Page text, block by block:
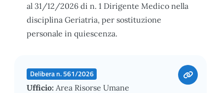
al 31/12/2026 di n. 1 Dirigente Medico nella
disciplina Geriatria, per sostituzione
personale in quiescenza.
Delibera n. 561/2026
Ufficio: Area Risorse Umane